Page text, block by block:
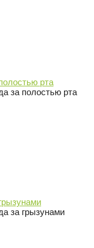
рта
за полостью рта
за грызунами